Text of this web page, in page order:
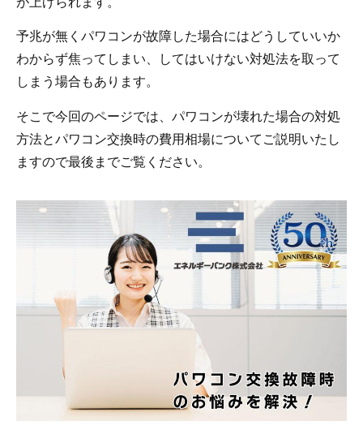
予兆が無くパワコンが故障した場合にはどうしていいか
わからず焦ってしまい、してはいけない対処法を取って
しまう場合もあります。
そこで今回のページでは、パワコンが壊れた場合の対処
方法とパワコン交換時の費用相場についてご説明いたし
ますので最後までご覧ください。